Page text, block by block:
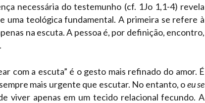
necessária do testemunho (cf. 1Jo 1,1-4) revela
uma teológica fundamental. A primeira se refere à
na escuta. A pessoa é, por definição, encontro,
com a escuta” é o gesto mais refinado do amor. É
mais urgente que escutar. No entanto, oeu se
viver apenas em um tecido relacional fecundo. A